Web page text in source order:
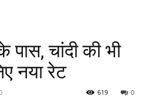
पास, चांदी की भी
नया रेट
0
619